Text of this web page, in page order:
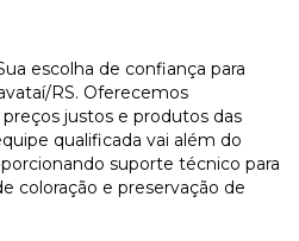
escolha de confiança para
RS. Oferecemos
justos e produtos das
qualificada vai além do
suporte técnico para
coloração e preservação de